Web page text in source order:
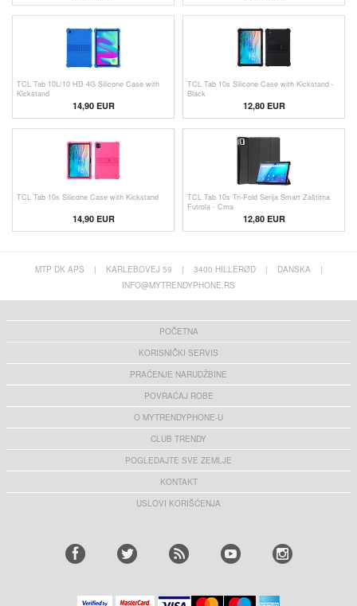
TCL Tab 10L/10 HD 4G Silicone Case with
Kickstand
14,90 EUR
TCL Tab 10s Silicone Case with Kickstand -
Black
12,80 EUR
TCL Tab 10s Silicone Case with Kickstand
14,90 EUR
TCL Tab 10s Tri-Fold Serija Smart Zaštitna
Futrola - Crna
12,80 EUR
MTP DK APS | KARLEBOVEJ 59 | 3400 HILLERØD | DANSKA
|
INFO@MYTRENDYPHONE.RS
POČETNA
KORISNIČKI SERVIS
PRAĆENJE NARUDŽBINE
POVRAĆAJ ROBE
O MYTRENDYPHONE-U
CLUB TRENDY
POGLEDAJTE SVE ZEMLJE
KONTAKT
USLOVI KORIŠĆENJA